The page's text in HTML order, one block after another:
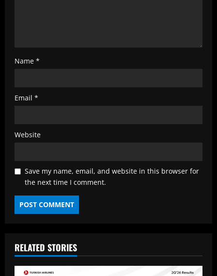
Name *
Email *
Website
Save my name, email, and website in this browser for
the next time I comment.
RELATED STORIES